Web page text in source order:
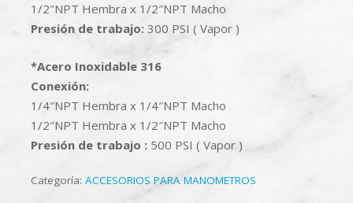
1/2″NPT Hembra x 1/2″NPT Macho
Presión de trabajo:300 PSI ( Vapor )
*Acero Inoxidable 316
Conexión:
1/4″NPT Hembra x 1/4″NPT Macho
1/2″NPT Hembra x 1/2″NPT Macho
Presión de trabajo : 500 PSI ( Vapor )
Categoría: ACCESORIOS PARA MANOMETROS